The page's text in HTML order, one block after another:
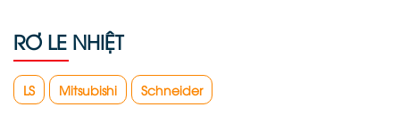
RƠ LE NHIỆT
LS Mitsubishi Schneider